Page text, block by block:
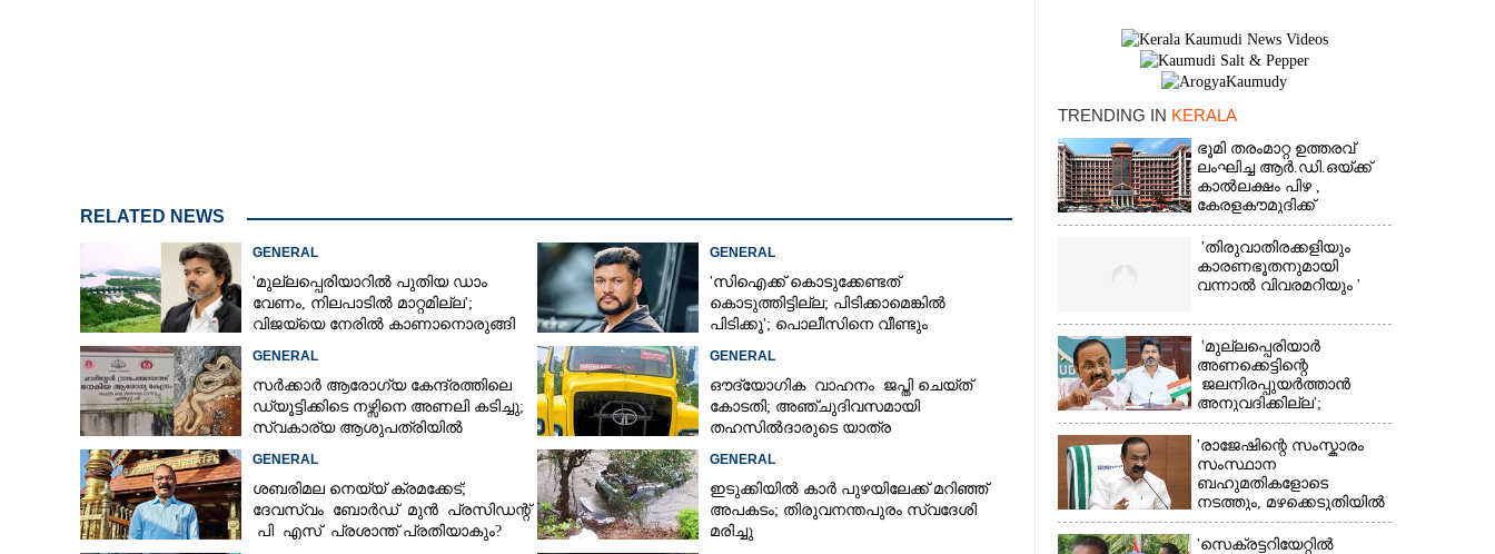
RELATED NEWS
GENERAL
'മുല്ലപ്പെരിയാറിൽ പുതിയ ഡാം
വേണം, നിലപാടിൽ മാറ്റമില്ല';
വിജയ്‌യെ നേരിൽ കാണാനൊരുങ്ങി
GENERAL
'സിഐക്ക് കൊടുക്കേണ്ടത്
കൊടുത്തിട്ടില്ല; പിടിക്കാമെങ്കിൽ
പിടിക്കൂ'; പൊലീസിനെ വീണ്ടും
GENERAL
സർക്കാർ ആരോഗ്യ കേന്ദ്രത്തിലെ
ഡ്യൂട്ടിക്കിടെ നഴ്സിനെ അണലി കടിച്ചു;
സ്വകാര്യ ആശുപത്രിയിൽ
GENERAL
ഔദ്യോഗിക വാഹനം ജപ്തി ചെയ്ത്
കോടതി; അഞ്ചുദിവസമായി
തഹസിൽദാരുടെ യാത്ര
GENERAL
ശബരിമല നെയ്യ് ക്രമക്കേട്;
ദേവസ്വം ബോർഡ് മുൻ പ്രസിഡന്റ്
പി എസ് പ്രശാന്ത് പ്രതിയാകും?
GENERAL
ഇടുക്കിയിൽ കാർ പുഴയിലേക്ക് മറിഞ്ഞ്
അപകടം; തിരുവനന്തപുരം സ്വദേശി
മരിച്ചു
TRENDING IN KERALA
ഭൂമി തരംമാറ്റ ഉത്തരവ്
ലംഘിച്ച ആർ.ഡി.ഒയ്ക്ക്
കാൽലക്ഷം പിഴ ,​
കേരളകൗമുദിക്ക്
ഹൈക്കോടതിയുടെ
പ്രശംസ
'തിരുവാതിരക്കളിയും
കാരണഭൂതനുമായി
വന്നാൽ വിവരമറിയും '
'മുല്ലപ്പെരിയാർ
അണക്കെട്ടിന്റെ
ജലനിരപ്പുയർത്താൻ
അനുവദിക്കില്ല';
തമിഴ്‌നാട്
സർക്കാരിനെതിരെ കേരളം
'രാജേഷിന്റെ സംസ്കാരം
സംസ്ഥാന
ബഹുമതികളോടെ
നടത്തും, മഴക്കെടുതിയിൽ
നശിച്ച കടകൾക്കും
ധനസഹായം'
'സെക്രട്ടറിയേറ്റിൽ
സ്വർണം കട്ടത് പൊലീസ് തന്നെ; കരിപ്പൂർ
സ്റ്റേഷനിൽ സൂക്ഷിച്ചിരുന്ന തൊണ്ടിമുതൽ
മോഷ്ടിച്ചത് മുൻ എസ്എച്ച്ഒ
×
Share this link